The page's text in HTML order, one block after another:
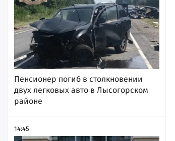
Пенсионер погиб в столкновении
двух легковых авто в Лысогорском
районе
14:45